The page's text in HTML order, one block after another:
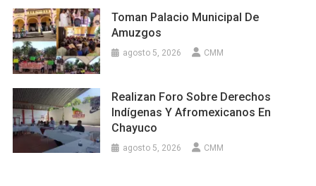
Toman Palacio Municipal De
Amuzgos
agosto 5, 2026 CMM
Realizan Foro Sobre Derechos
Indígenas Y Afromexicanos En
Chayuco
agosto 5, 2026 CMM